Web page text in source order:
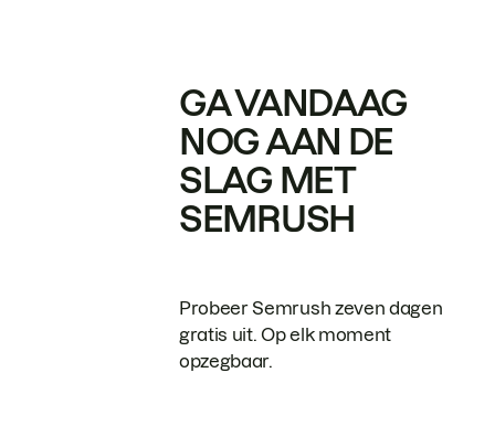
GA VANDAAG
NOG AAN DE
SLAG MET
SEMRUSH
Probeer Semrush zeven dagen
gratis uit. Op elk moment
opzegbaar.